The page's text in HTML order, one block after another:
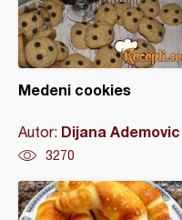
Medeni cookies
Autor: Dijana Ademovic
3270